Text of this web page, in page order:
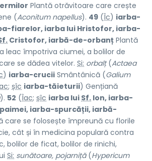
Plantă otrăvitoare care crește
(Aconitum napellus). 49 (Îc) iarba-
fiarelor, iarba lui Hristofor, iarba-
Cristofor, iarbă-de-orbanț Plantă
leac împotriva ciumei, a bolilor de
se dădea vitelor. Si: orbalț(Actaea
) iarba-crucii Smântânică (Galium
; șîc iarba-tăieturii) Gențiană
). 52 (Îac; șîc iarba lui Sf. Ion, iarba-
iarba-spurcății, iarbă-
care se folosește împreună cu florile
cât și în medicina populară contra
bolilor de ficat, bolilor de rinichi,
Si: sunătoare, pojarniță(Hypericum